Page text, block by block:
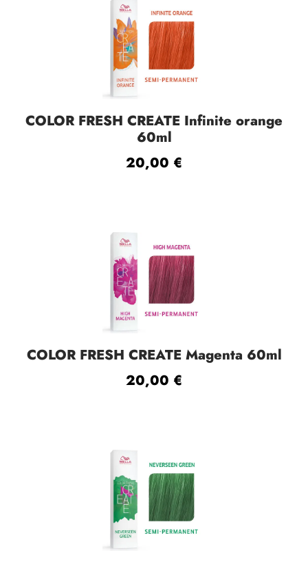
COLOR FRESH CREATE Infinite orange
60ml
20,00 €
COLOR FRESH CREATE Magenta 60ml
20,00 €